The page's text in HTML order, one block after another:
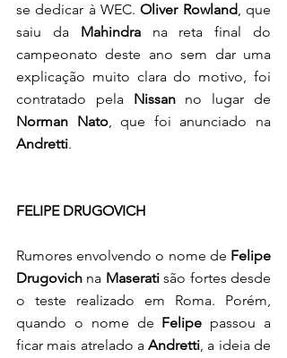
se dedicar à WEC. Oliver Rowland, que
saiu da Mahindra na reta final do
campeonato deste ano sem dar uma
explicação muito clara do motivo, foi
contratado pela Nissan
Norman Nato
Andretti.
FELIPE DRUGOVICH
Rumores envolvendo o nome de Felipe
Drugovich na Maserati são fortes desde
o teste realizado em Roma. Porém,
quando o nome de Felipe passou a
ficar mais atrelado a Andretti, a ideia de